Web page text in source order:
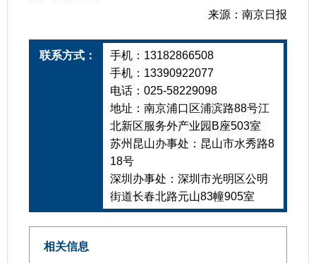
来源：南京日报
联系方式：
手机：13182866508
手机：13390922077
电话：025-58229098
地址：南京浦口区浦滨路88号江
北新区服务外产业园B座503室
苏州昆山办事处：昆山市水秀路8
18号
深圳办事处：深圳市光明区公明
街道长春北路元山83幢905室
相关信息